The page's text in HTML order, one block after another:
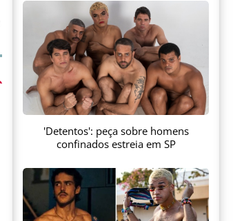
'Detentos': peça sobre homens
confinados estreia em SP